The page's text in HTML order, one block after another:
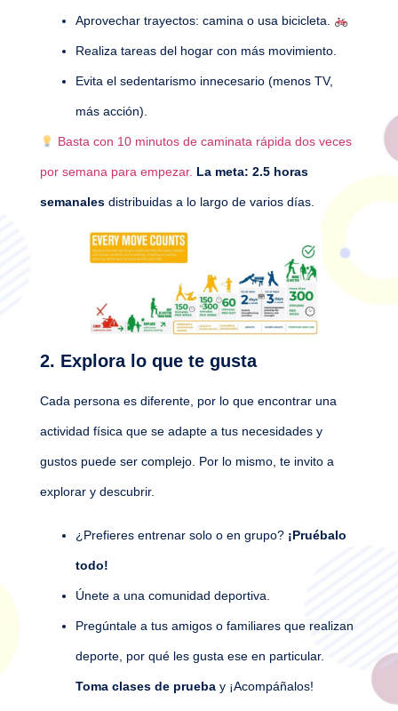
Aprovechar trayectos: camina o usa bicicleta.
Realiza tareas del hogar con más movimiento.
Evita el sedentarismo innecesario (menos TV,
más acción).
Basta con 10 minutos de caminata rápida dos veces
por semana para empezar. La meta: 2.5 horas
semanales distribuidas a lo largo de varios días.
2. Explora lo que te gusta
Cada persona es diferente, por lo que encontrar una
actividad física que se adapte a tus necesidades y
gustos puede ser complejo. Por lo mismo, te invito a
explorar y descubrir.
¿Prefieres entrenar solo o en grupo? ¡Pruébalo
todo!
Únete a una comunidad deportiva.
Pregúntale a tus amigos o familiares que realizan
deporte, por qué les gusta ese en particular.
Toma clases de pruebay ¡Acompáñalos!